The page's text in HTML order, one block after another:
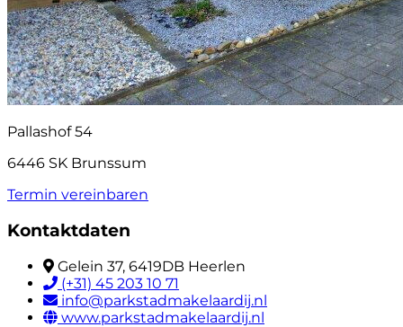
Pallashof 54
6446 SK Brunssum
Termin vereinbaren
Kontaktdaten
Gelein 37, 6419DB Heerlen
(+31) 45 203 10 71
info@parkstadmakelaardij.nl
www.parkstadmakelaardij.nl